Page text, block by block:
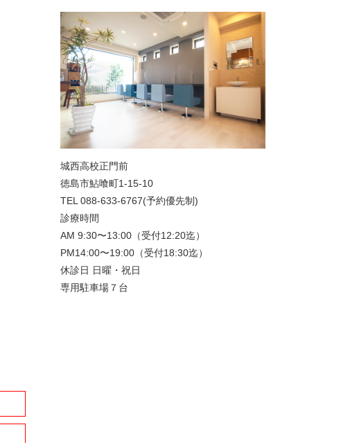
城西高校正門前
徳島市鮎喰町1-15-10
TEL 088-633-6767(予約優先制)
診療時間
AM 9:30〜13:00（受付12:20迄）
PM14:00〜19:00（受付18:30迄）
休診日 日曜・祝日
専用駐車場７台